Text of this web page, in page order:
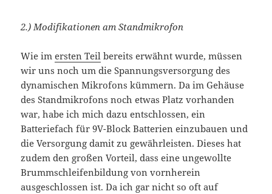
2.) Modifikationen am Standmikrofon
Wie imersten Teil bereits erwähnt wurde, müssen
wir uns noch um die Spannungsversorgung des
dynamischen Mikrofons kümmern. Da im Gehäuse
des Standmikrofons noch etwas Platz vorhanden
war, habe ich mich dazu entschlossen, ein
Batteriefach für 9V-Block Batterien einzubauen und
die Versorgung damit zu gewährleisten. Dieses hat
zudem den großen Vorteil, dass eine ungewollte
Brummschleifenbildung von vornherein
ausgeschlossen ist. Da ich gar nicht so oft auf